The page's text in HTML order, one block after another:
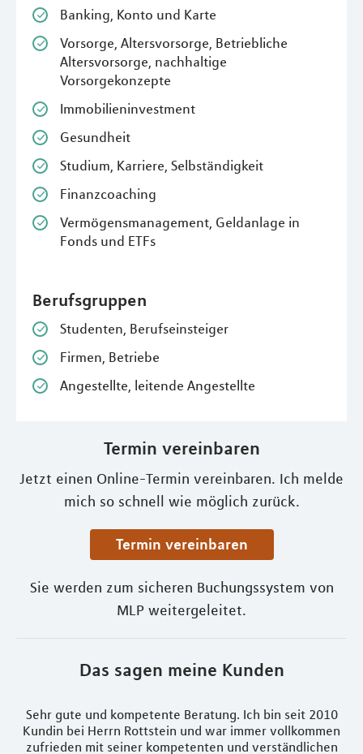
Banking, Konto und Karte
Vorsorge, Altersvorsorge, Betriebliche
Altersvorsorge, nachhaltige
Vorsorgekonzepte
Immobilieninvestment
Gesundheit
Studium, Karriere, Selbständigkeit
Finanzcoaching
Vermögensmanagement, Geldanlage in
Fonds und ETFs
Berufsgruppen
Studenten, Berufseinsteiger
Firmen, Betriebe
Angestellte, leitende Angestellte
Termin vereinbaren
Jetzt einen Online-Termin vereinbaren. Ich melde
mich so schnell wie möglich zurück.
Termin vereinbaren
Sie werden zum sicheren Buchungssystem von
MLP weitergeleitet.
Das sagen meine Kunden
Sehr gute und kompetente Beratung. Ich bin seit 2010
Kundin bei Herrn Rottstein und war immer vollkommen
zufrieden mit seiner kompetenten und verständlichen